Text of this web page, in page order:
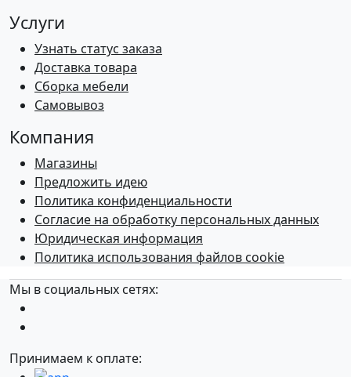
Услуги
Узнать статус заказа
Доставка товара
Сборка мебели
Самовывоз
Компания
Магазины
Предложить идею
Политика конфиденциальности
Согласие на обработку персональных данных
Юридическая информация
Политика использования файлов cookie
Мы в социальных сетях:
Принимаем к оплате: